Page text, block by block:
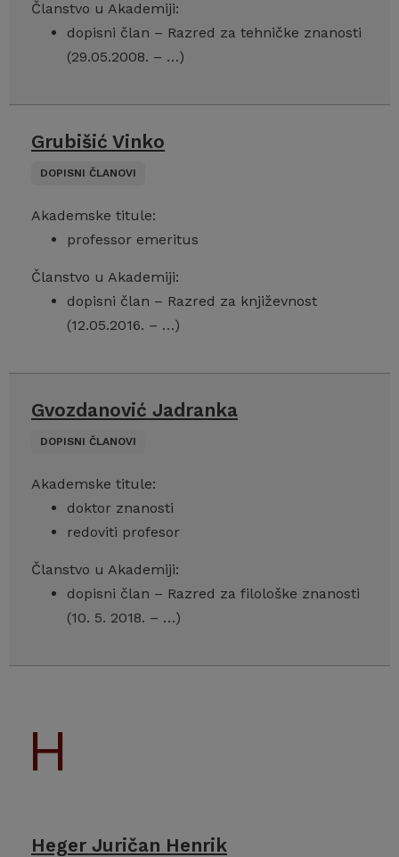
Članstvo u Akademiji:
dopisni član – Razred za tehničke znanosti
(29.05.2008. – …)
Grubišić Vinko
DOPISNI ČLANOVI
Akademske titule:
professor emeritus
Članstvo u Akademiji:
dopisni član – Razred za književnost
(12.05.2016. – …)
Gvozdanović Jadranka
DOPISNI ČLANOVI
Akademske titule:
doktor znanosti
redoviti profesor
Članstvo u Akademiji:
dopisni član – Razred za filološke znanosti
(10. 5. 2018. – …)
Heger Juričan Henrik